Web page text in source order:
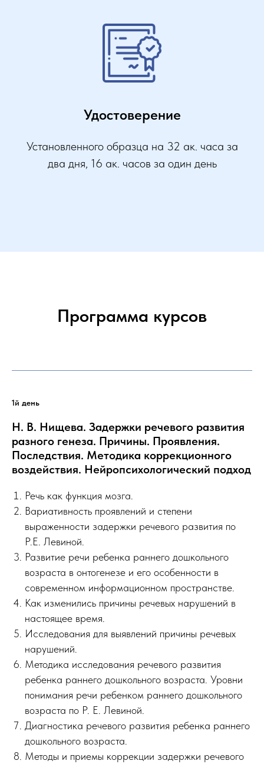
Удостоверение
Установленного образца на 32 ак. часа за
два дня, 16 ак. часов за один день
Программа курсов
1й день
Н. В. Нищева. Задержки речевого развития
разного генеза. Причины. Проявления.
Последствия. Методика коррекционного
воздействия. Нейропсихологический подход
Речь как функция мозга.
Вариативность проявлений и степени
выраженности задержки речевого развития по
Р.Е. Левиной.
Развитие речи ребенка раннего дошкольного
возраста в онтогенезе и его особенности в
современном информационном пространстве.
Как изменились причины речевых нарушений в
настоящее время.
Исследования для выявлений причины речевых
нарушений.
Методика исследования речевого развития
ребенка раннего дошкольного возраста. Уровни
понимания речи ребенком раннего дошкольного
возраста по Р. Е. Левиной.
Диагностика речевого развития ребенка раннего
дошкольного возраста.
Методы и приемы коррекции задержки речевого